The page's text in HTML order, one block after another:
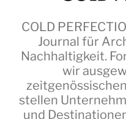
COLD
Journal für
Nachhaltigkeit.
wir
stellen
und